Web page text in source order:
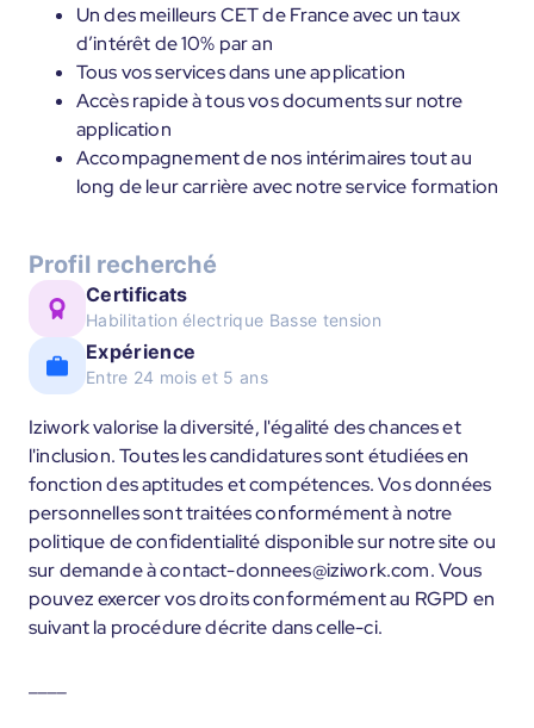
Un des meilleurs CET de France avec un taux
d’intérêt de 10% par an
Tous vos services dans une application
Accès rapide à tous vos documents sur notre
application
Accompagnement de nos intérimaires tout au
long de leur carrière avec notre service formation
Profil recherché
Certificats
Habilitation électrique Basse tension
Expérience
Entre 24 mois et 5 ans
Iziwork valorise la diversité, l'égalité des chances et
l'inclusion. Toutes les candidatures sont étudiées en
fonction des aptitudes et compétences. Vos données
personnelles sont traitées conformément à notre
politique de confidentialité disponible sur notre site ou
sur demande à contact-donnees@iziwork.com. Vous
pouvez exercer vos droits conformément au RGPD en
suivant la procédure décrite dans celle-ci.